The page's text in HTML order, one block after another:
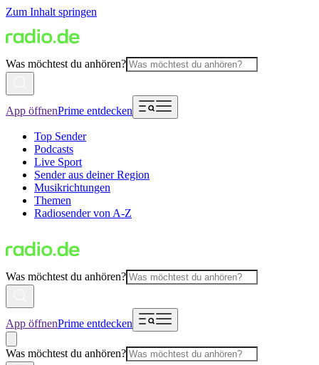
Zum Inhalt springen
Was möchtest du anhören?
App öffnenPrime entdecken
Top Sender
Podcasts
Live Sport
Sender aus deiner Region
Musikrichtungen
Themen
Radiosender von A-Z
Was möchtest du anhören?
App öffnenPrime entdecken
Was möchtest du anhören?